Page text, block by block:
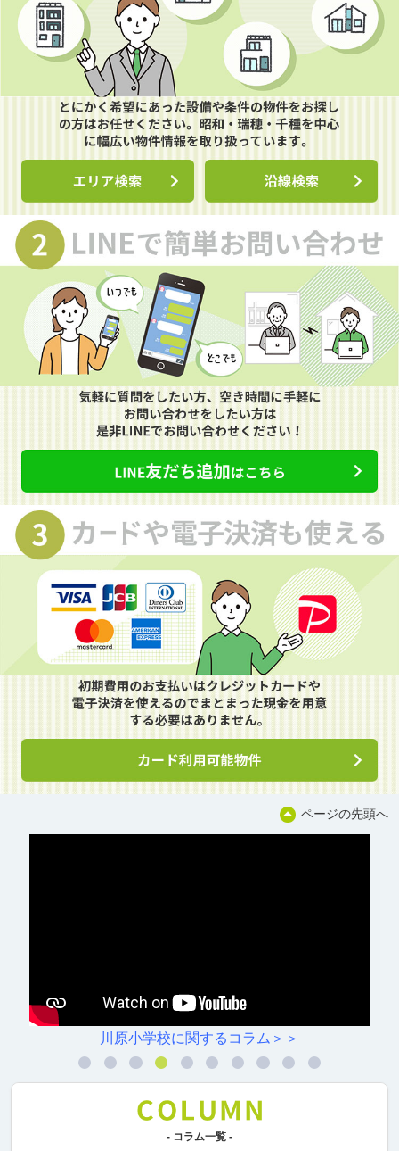
ページの先頭へ
川原小学校に関するコラム＞＞
- コラム一覧 -